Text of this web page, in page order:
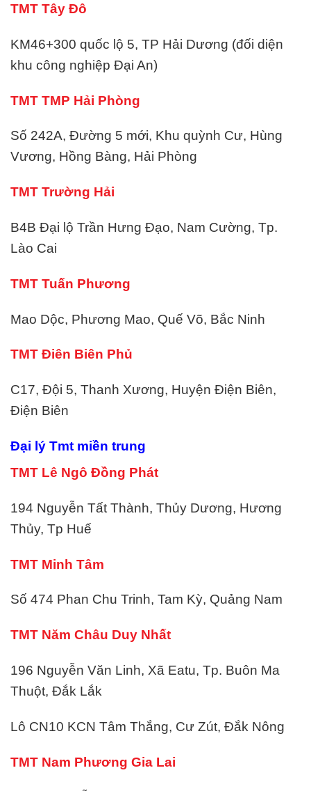
TMT Tây Đô
KM46+300 quốc lộ 5, TP Hải Dương (đối diện
khu công nghiệp Đại An)
TMT TMP Hải Phòng
Số 242A, Đường 5 mới, Khu quỳnh Cư, Hùng
Vương, Hồng Bàng, Hải Phòng
TMT Trường Hải
B4B Đại lộ Trần Hưng Đạo, Nam Cường, Tp.
Lào Cai
TMT Tuấn Phương
Mao Dộc, Phương Mao, Quế Võ, Bắc Ninh
TMT Điên Biên Phủ
C17, Đội 5, Thanh Xương, Huyện Điện Biên,
Điện Biên
Đại lý Tmt miền trung
TMT Lê Ngô Đồng Phát
194 Nguyễn Tất Thành, Thủy Dương, Hương
Thủy, Tp Huế
TMT Minh Tâm
Số 474 Phan Chu Trinh, Tam Kỳ, Quảng Nam
TMT Năm Châu Duy Nhất
196 Nguyễn Văn Linh, Xã Eatu, Tp. Buôn Ma
Thuột, Đắk Lắk
Lô CN10 KCN Tâm Thắng, Cư Zút, Đắk Nông
TMT Nam Phương Gia Lai